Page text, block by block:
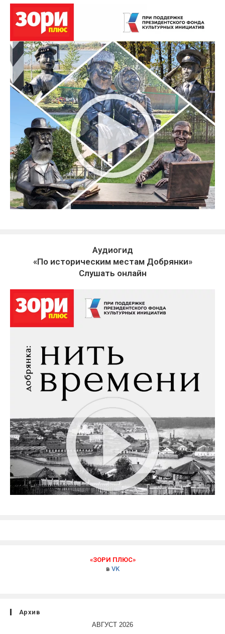
Аудиогид
«По историческим местам Добрянки»
Слушать онлайн
«ЗОРИ ПЛЮС»
в VK
Архив
АВГУСТ 2026